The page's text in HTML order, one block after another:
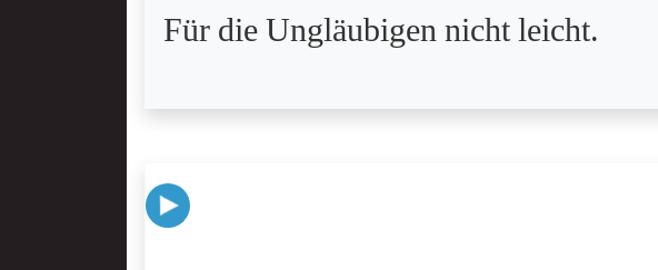
Für die Ungläubigen nicht leicht.